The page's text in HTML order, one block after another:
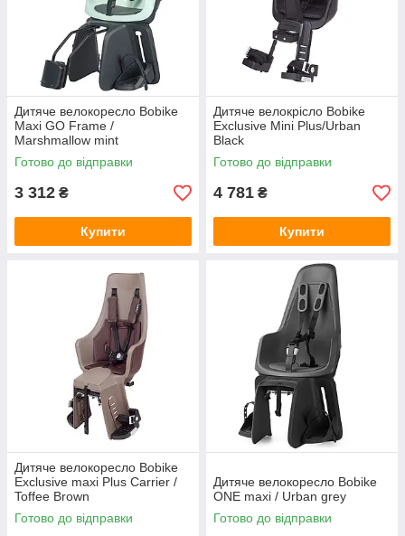
Дитяче велокоресло Bobike
Maxi GO Frame /
Marshmallow mint
Готово до відправки
3 312 ₴
Купити
Дитяче велокрісло Bobike
Exclusive Mini Plus/Urban
Black
Готово до відправки
4 781 ₴
Купити
Дитяче велокоресло Bobike
Exclusive maxi Plus Carrier /
Toffee Brown
Готово до відправки
Дитяче велокоресло Bobike
ONE maxi / Urban grey
Готово до відправки